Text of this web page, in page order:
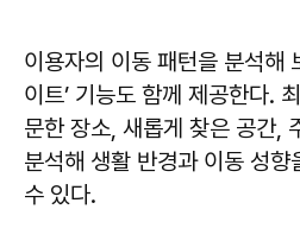
이용자의 이동 패턴을 분석해
이트’ 기능도 함께 제공한다.
문한 장소, 새롭게 찾은 공간,
분석해 생활 반경과 이동 성
수 있다.